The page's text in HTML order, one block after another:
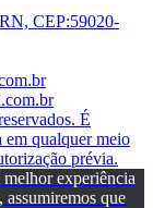
CEP:59020-
É
em qualquer meio
prévia.
experiência
assumiremos que